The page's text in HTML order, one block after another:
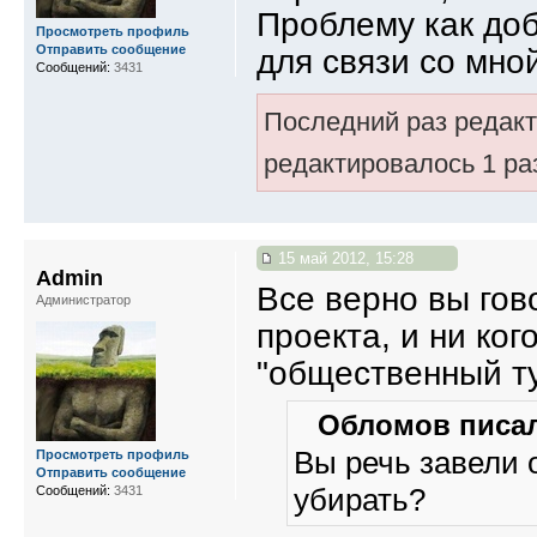
Проблему как
для связи со
Последний раз
редактировалось 1
Просмотреть профиль
Отправить сообщение
Сообщений: 3431
15 май 2012, 15:28
Все верно вы
проекта, и ни
"общественный
Обломов
Вы речь завели
убирать?
Admin
Администратор
Просмотреть профиль
Отправить сообщение
Сообщений: 3431